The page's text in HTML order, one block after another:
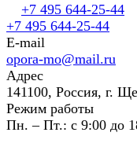
+7 495 644-25-44
+7 495 644-25-44
E-mail
opora-mo@mail.ru
Адрес
141100, Россия, г.
Режим работы
Пн. – Пт.: с 9:00 до